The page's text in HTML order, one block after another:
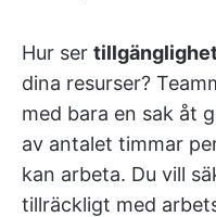
Hur ser
dina resurser?
med bara en sak åt
av antalet timmar
kan arbeta. Du vill
tillräckligt med